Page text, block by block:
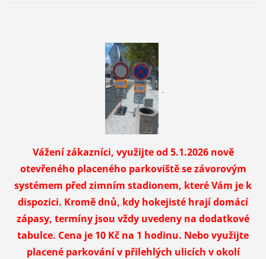
Vážení zákazníci, využijte od 5.1.2026 nově
otevřeného placeného parkoviště se závorovým
systémem před zimním stadionem, které Vám je k
dispozici. Kromě dnů, kdy hokejisté hrají domácí
zápasy, termíny jsou vždy uvedeny na dodatkové
tabulce. Cena je 10 Kč na 1 hodinu. Nebo využijte
placené parkování v přilehlých ulicích v okolí